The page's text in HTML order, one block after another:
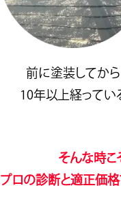
前に塗装してから
10年以上経ってい
そんな時こ
プロの診断と適正価格